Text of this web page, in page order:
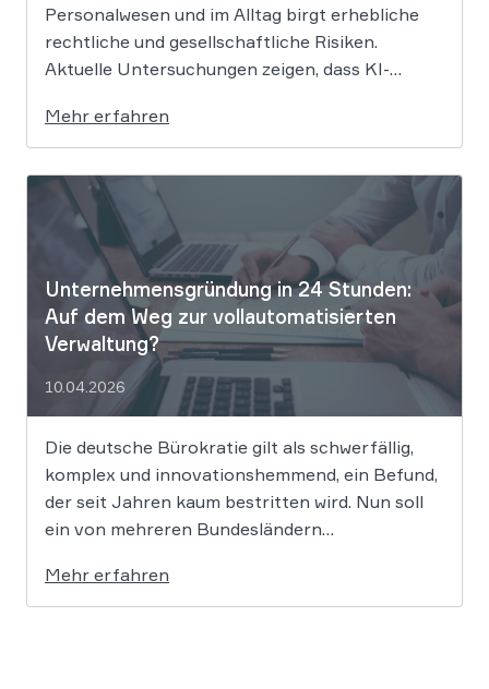
Personalwesen und im Alltag birgt erhebliche
rechtliche und gesellschaftliche Risiken.
Aktuelle Untersuchungen zeigen, dass KI-
Bewerbungsprozessen systematisch rassistisch
aussortieren und Frauen zu geringeren
Gehaltsforderungen raten. Diese digitalen
Vorurteile stellen Unternehmen vor massive
Haftungsrisiken nach dem Allgemeinen
Gleichbehandlungsgesetz. Die fortschreitende
Digitalisierung […]
Mehr erfahren
Unternehmensgründung in 24 Stunden:
Auf dem Weg zur vollautomatisierten
Verwaltung?
10.04.2026
Die deutsche Bürokratie gilt als schwerfällig,
komplex und innovationshemmend, ein Befund,
der seit Jahren kaum bestritten wird. Nun soll
ein von mehreren Bundesländern
schaffen. Der Ansatz ist ambitioniert:
Unternehmensgründungen sollen künftig
Mehr erfahren